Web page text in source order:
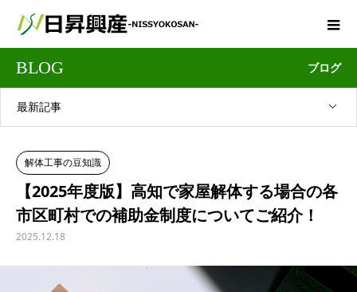
BLOG ブログ
最新記事
解体工事の豆知識
【2025年度版】高知で家屋解体する場合の各
市区町村での補助金制度についてご紹介！
2025.12.18